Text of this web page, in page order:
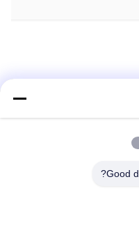
منطقه تکنولوژی بالا،Good